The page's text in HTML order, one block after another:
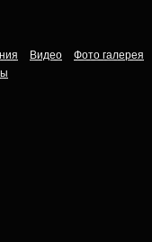
Видео
Фото галерея